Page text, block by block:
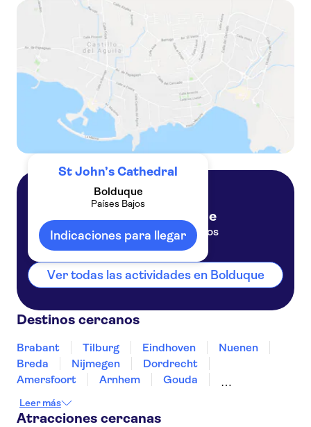
St John’s Cathedral
Bolduque
Países Bajos
Indicaciones para llegar
Bolduque
Países Bajos
Ver todas las actividades en Bolduque
Destinos cercanos
Brabant Tilburg Eindhoven
Nuenen
Breda
Nijmegen
Dordrecht
Amersfoort
Arnhem
Gouda
Leer más
Atracciones cercanas